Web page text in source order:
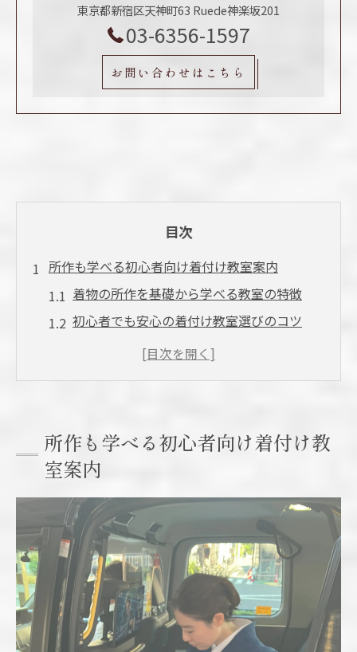
東京都新宿区天神町63 Ruede神楽坂201
03-6356-1597
お問い合わせはこちら
目次
所作も学べる初心者向け着付け教室案内
着物の所作を基礎から学べる教室の特徴
初心者でも安心の着付け教室選びのコツ
着物の所作指導の充実した教室の見分け方
個人指導で着物所作を丁寧に身につける方
法
着物の美しい所作を身につけるコツ
着物所作が自然になる練習方法とポイント
毎日できる着物の所作上達術
着付け教室で所作を磨くための実践アドバ
イス
初心者が意識したい着物の所作と動作の違
い
所作も学べる初心者向け着付け教
室案内